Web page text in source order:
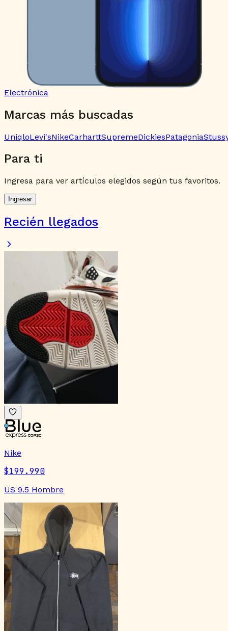
Electrónica
Marcas más buscadas
UniqloLevi'sNikeCarharttSupremeDickiesPatagonia
Para ti
Ingresa para ver artículos elegidos según tus favoritos.
Ingresar
Recién llegados
Nike
$199.990
US 9.5 Hombre